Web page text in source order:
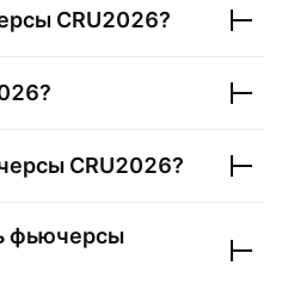
CRU2026?
?
CRU2026?
фьючерсы